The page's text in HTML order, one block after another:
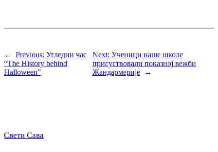
← Previous: Угледни час
“The History behind
Halloween”
Next: Ученици наше школе
присуствовали показној вежби
Жандармерије
→
Свети Сава